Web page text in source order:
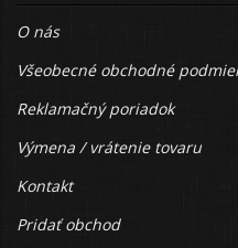
O nás
Všeobecné obchodné
Reklamačný poriadok
Výmena / vrátenie tovaru
Kontakt
Pridať obchod